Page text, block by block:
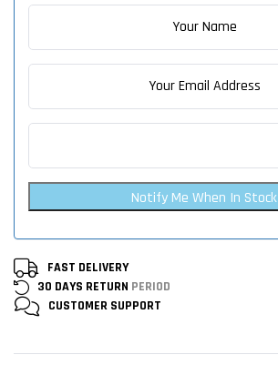
Notify Me When In Stock
FAST DELIVERY
30 DAYS RETURN PERIOD
CUSTOMER SUPPORT